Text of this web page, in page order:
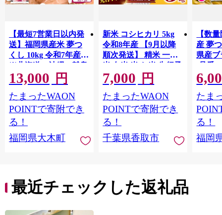
【最短7営業日以内発
送】福岡県産米 夢つ
くし 10kg 令和7年産
※北海道・沖縄・離島
は配送不可 |【精米 単
一米 単一原料米 7年産
国産 お米 ブランド米
5kg × 2 ゆめつくし】
CY009_01
13,000 円
たまったWAON
POINTで寄附でき
る！
福岡県大木町
新米 コシヒカリ 5kg
令和8年産 【9月以降
順次発送】 精米 一等
米 白米 米 お米 先行予
約 数量 限定 こしひか
り 5キロ 米5kg ごはん
こめ コメ はくまい お
米マイスター 厳選 予
約 白飯 ※ okome kome
おむすび おにぎり 国
産 飯 おこめ 取り寄せ
7,000 円
たまったWAON
POINTで寄附でき
る！
千葉県香取市
【数
産 夢
県産ブ
(品番
たま
る！
福岡
最近チェックした返礼品